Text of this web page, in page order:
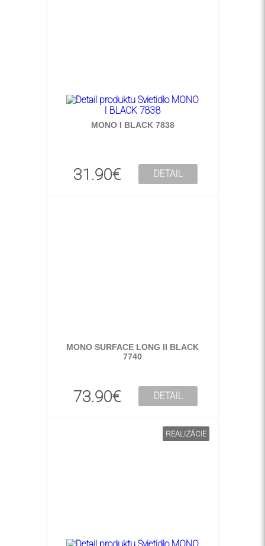
MONO I BLACK 7838
31.90€ DETAIL
MONO SURFACE LONG II BLACK
7740
73.90€ DETAIL
REALIZÁCIE